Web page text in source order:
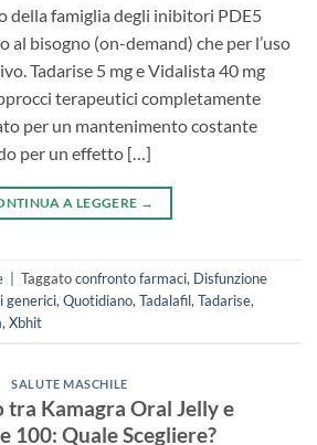
della famiglia degli inibitori PDE5
al bisogno (on-demand) che per l’uso
Tadarise 5 mg e Vidalista 40 mg
terapeutici completamente
per un mantenimento costante
per un effetto […]
A LEGGERE →
Taggatoconfronto farmaci, Disfunzione
generici, Quotidiano, Tadalafil, Tadarise,
, Xbhit
SALUTE MASCHILE
Kamagra Oral Jelly e
100: Quale Scegliere?